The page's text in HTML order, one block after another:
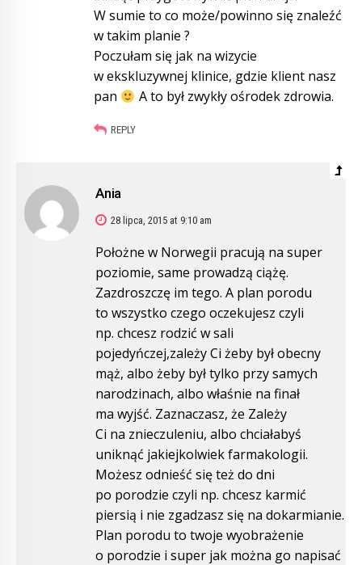
W sumie to co może/powinno się znaleźć
w takim planie ?
Poczułam się jak na wizycie
w ekskluzywnej klinice, gdzie klient nasz
pan
A to był zwykły ośrodek zdrowia.
REPLY
Ania
28 lipca, 2015 at 9:10 am
Położne w Norwegii pracują na super
poziomie, same prowadzą ciążę.
Zazdroszczę im tego. A plan porodu
to wszystko czego oczekujesz czyli
np. chcesz rodzić w sali
pojedyńczej,zależy Ci żeby był obecny
mąż, albo żeby był tylko przy samych
narodzinach, albo właśnie na finał
ma wyjść. Zaznaczasz, że Zależy
Ci na znieczuleniu, albo chciałabyś
uniknąć jakiejkolwiek farmakologii.
Możesz odnieść się też do dni
po porodzie czyli np. chcesz karmić
piersią i nie zgadzasz się na dokarmianie.
Plan porodu to twoje wyobrażenie
o porodzie i super jak można go napisać